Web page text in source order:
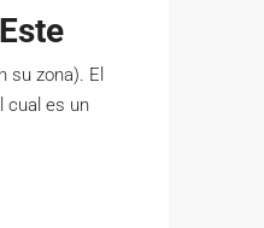
zona). El
cual es un